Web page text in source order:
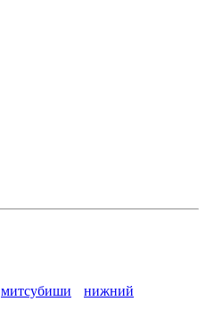
митсубиши
нижний